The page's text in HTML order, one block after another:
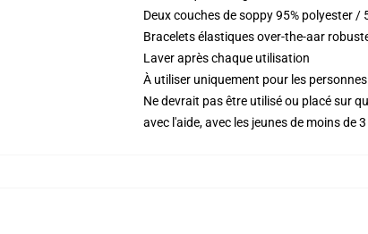
Deux couches de soppy 95% polyester
Bracelets élastiques over-the-aar
Laver après chaque utilisation
À utiliser uniquement pour les
Ne devrait pas être utilisé ou placé sur
avec l'aide, avec les jeunes de moins de